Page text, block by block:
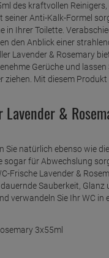
des kraftvollen
seiner Anti-Kalk-Formel
in Ihrer Toilette.
den Anblick einer
Lavender & Rosemary
Gerüche und
Mit diesem
&
Sie natürlich ebenso wie
für Abwechslung
Frische Lavender &
Sauberkeit, Glanz
verwandeln Sie Ihr WC in
3x55ml